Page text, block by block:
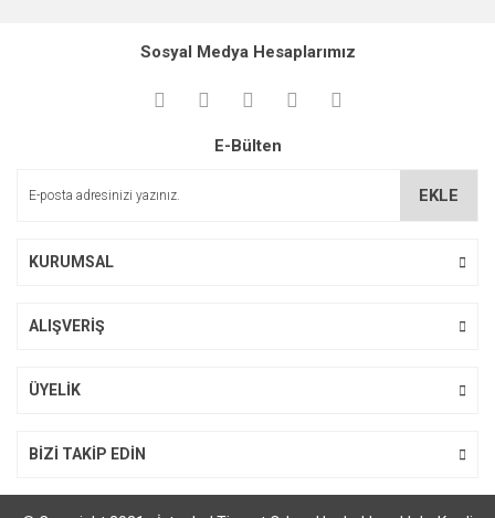
kullanarak tarafımıza iletebilirsiniz.
Görüş ve önerileriniz için teşekkür ederiz.
Ürün açıklamasında eksik bilgiler bulunuyor.
Sosyal Medya Hesaplarımız
E-Bülten
EKLE
KURUMSAL
ALIŞVERİŞ
ÜYELİK
BİZİ TAKİP EDİN